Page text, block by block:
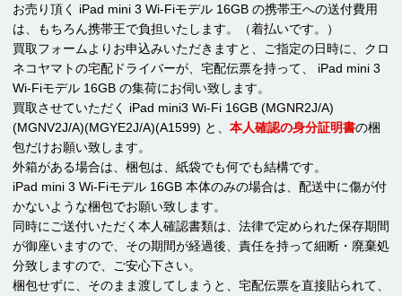
お売り頂く iPad mini 3 Wi-Fiモデル 16GB の携帯王への送付費用
は、もちろん携帯王で負担いたします。（着払いです。）
買取フォームよりお申込みいただきますと、ご指定の日時に、クロ
ネコヤマトの宅配ドライバーが、宅配伝票を持って、 iPad mini 3
Wi-Fiモデル 16GB の集荷にお伺い致します。
買取させていただく iPad mini3 Wi-Fi 16GB (MGNR2J/A)
(MGNV2J/A)(MGYE2J/A)(A1599) と、 本人確認の身分証明書の梱
包だけお願い致します。
外箱がある場合は、梱包は、紙袋でも何でも結構です。
iPad mini 3 Wi-Fiモデル 16GB 本体のみの場合は、配送中に傷が付
かないような梱包でお願い致します。
同時にご送付いただく本人確認書類は、法律で定められた保存期間
が御座いますので、その期間が経過後、責任を持って細断・廃棄処
分致しますので、ご安心下さい。
梱包せずに、そのまま渡してしまうと、宅配伝票を直接貼られて、